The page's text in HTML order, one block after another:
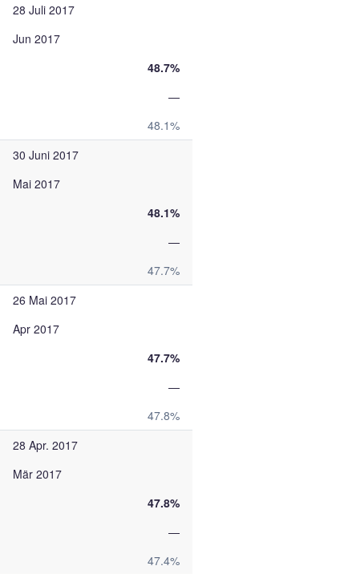
28 Juli 2017
Jun 2017
48.7%
—
48.1%
30 Juni 2017
Mai 2017
48.1%
—
47.7%
26 Mai 2017
Apr 2017
47.7%
—
47.8%
28 Apr. 2017
Mär 2017
47.8%
—
47.4%